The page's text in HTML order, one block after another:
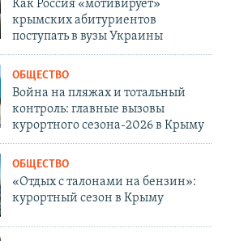
Как Россия «мотивирует»
крымских абитуриентов
поступать в вузы Украины
ОБЩЕСТВО
Война на пляжах и тотальный
контроль: главные вызовы
курортного сезона-2026 в Крыму
ОБЩЕСТВО
«Отдых с талонами на бензин»:
курортный сезон в Крыму